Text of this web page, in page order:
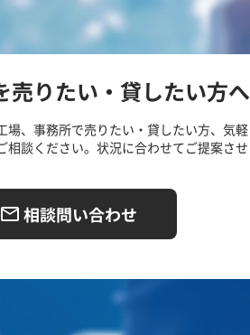
売りたい・貸したい方へ
場、事務所で売りたい・貸したい方、気軽
相談ください。状況に合わせてご提案させ
相談問い合わせ